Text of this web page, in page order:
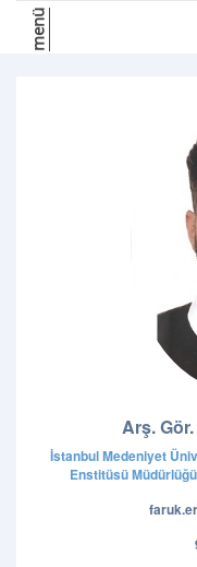
menü
Arş.
İstanbul Medeniyet
Enstitüsü